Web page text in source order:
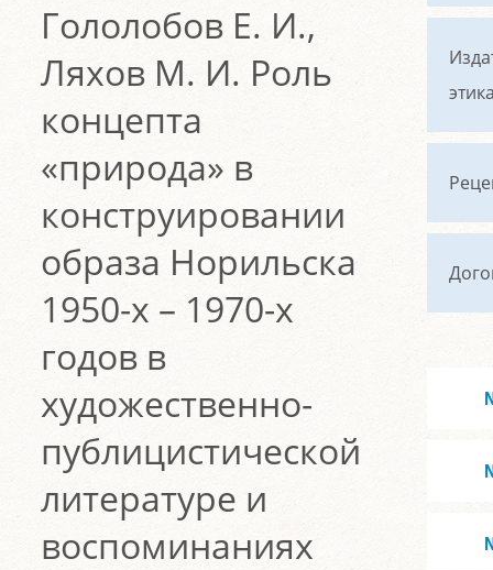
Гололобов Е. И.,
Ляхов М. И. Роль
концепта
«природа» в
конструировании
образа Норильска
1950-х – 1970-х
годов в
художественно-
публицистической
литературе и
воспоминаниях